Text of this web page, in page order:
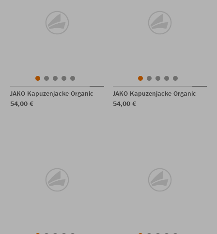
JAKO Kapuzenjacke Organic
54,00 €
JAKO Kapuzenjacke Organic
54,00 €